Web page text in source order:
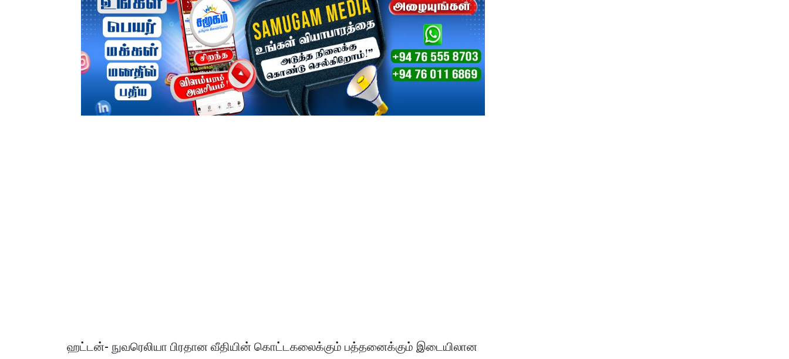
ஹட்டன்- நுவரெலியா பிரதான வீதியின் கொட்டகலைக்கும் பத்தனைக்கும் இடையிலான